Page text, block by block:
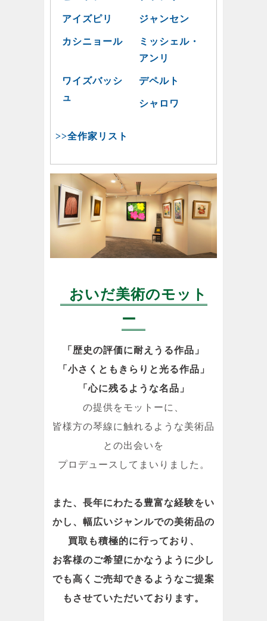
アイズピリ ジャンセン
カシニョール
ミッシェル・
アンリ
ワイズバッシ
ュ
デペルト
シャロワ
>>全作家リスト
おいだ美術のモット
ー
「歴史の評価に耐えうる作品」
「小さくともきらりと光る作品」
「心に残るような名品」
の提供をモットーに、
皆様方の琴線に触れるような美術品
との出会いを
プロデュースしてまいりました。
また、長年にわたる豊富な経験をい
かし、幅広いジャンルでの美術品の
買取も積極的に行っており、
お客様のご希望にかなうように少し
でも高くご売却できるようなご提案
もさせていただいております。